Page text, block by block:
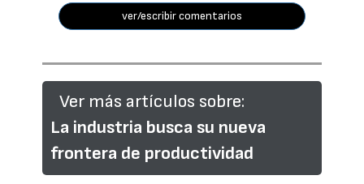
ver/escribir comentarios
Ver más artículos sobre:
La industria busca su nueva
frontera de productividad